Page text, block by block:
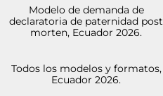
Modelo de demanda de
declaratoria de paternidad post
morten, Ecuador 2026.
Todos los modelos y formatos,
Ecuador 2026.